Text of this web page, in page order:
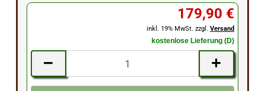
179,90 €
inkl. 19% MwSt. zzgl.Versand
kostenlose Lieferung (D)